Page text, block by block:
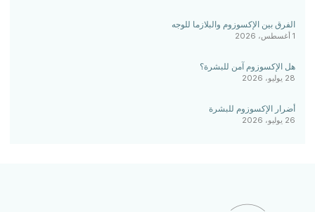
الفرق بين الإكسوزوم والبلازما للوجه
1 أغسطس، 2026
هل الإكسوزوم آمن للبشرة؟
28 يوليو، 2026
أضرار الإكسوزوم للبشرة
26 يوليو، 2026